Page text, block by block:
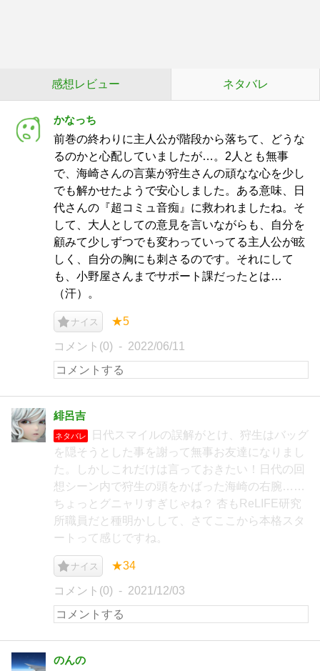
感想レビュー ネタバレ
かなっち
前巻の終わりに主人公が階段から落ちて、どうな
るのかと心配していましたが…。2人とも無事
で、海崎さんの言葉が狩生さんの頑なな心を少し
でも解かせたようで安心しました。ある意味、日
代さんの『超コミュ音痴』に救われましたね。そ
して、大人としての意見を言いながらも、自分を
顧みて少しずつでも変わっていってる主人公が眩
しく、自分の胸にも刺さるのです。それにして
も、小野屋さんまでサポート課だったとは…
（汗）。
ナイス ★5
コメント(0) 2022/06/11
緋呂吉
ネタバレ
日代スマイルの誤解がとけ、狩生はバッグ
を隠そうとした事を謝って無事お友達になりまし
た。しかしこれだけは言っておきたい！日代の回
想シーン内で狩生の頭をかばった海崎の右腕……
ちょっとグニャリすぎじゃね？ 杏もReLIFE研究
所職員だと種明かしして、さてここから本格スタ
ートって感じですね。
ナイス ★34
コメント(0) 2021/12/03
のんの